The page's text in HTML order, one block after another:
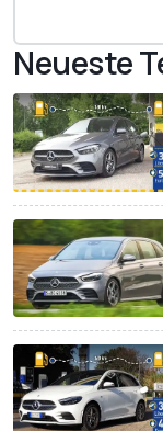
Neueste